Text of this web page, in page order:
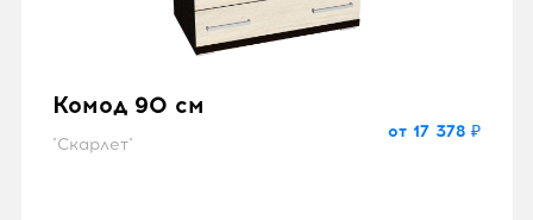
Комод 90 см
"Скарлет"
от 17 378 ₽